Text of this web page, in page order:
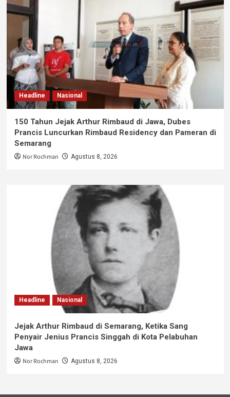
Headline Nasional
150 Tahun Jejak Arthur Rimbaud di Jawa, Dubes
Prancis Luncurkan Rimbaud Residency dan Pameran di
Semarang
Nor Rochman Agustus 8, 2026
Headline Nasional
Jejak Arthur Rimbaud di Semarang, Ketika Sang
Penyair Jenius Prancis Singgah di Kota Pelabuhan
Jawa
Nor Rochman Agustus 8, 2026